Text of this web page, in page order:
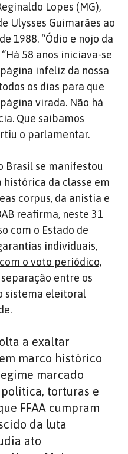
Lopes (MG),
Ulysses Guimarães ao
1988. “Ódio e nojo da
58 anos iniciava-se
infeliz da nossa
os dias para que
virada. Não há
. Que saibamos
o parlamentar.
Brasil se manifestou
da classe em
corpus, da anistia e
reafirma, neste 31
com o Estado de
individuais,
o voto periódico,
separação entre os
sistema eleitoral
a exaltar
marco histórico
marcado
torturas e
FFAA cumpram
da luta
ato